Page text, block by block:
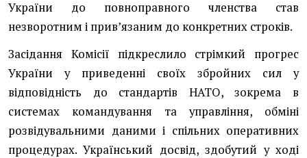
України до повноправного членства став
незворотним і прив’язаним до конкретних строків.
Засідання Комісії підкреслило стрімкий прогрес
України у приведенні своїх збройних сил у
відповідність до стандартів НАТО, зокрема в
системах командування та управління, обміні
розвідувальними даними і спільних оперативних
процедурах. Український досвід, здобутий у ході